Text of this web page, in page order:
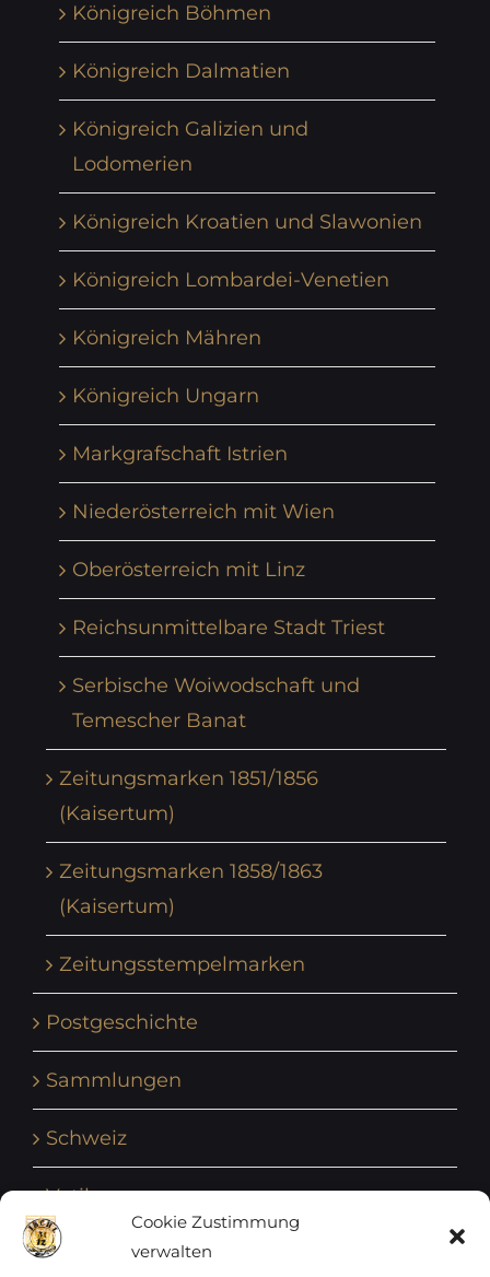
Cookie Zustimmung
verwalten
Königreich Böhmen
Königreich Dalmatien
Königreich Galizien und
Lodomerien
Königreich Kroatien und Slawonien
Königreich Lombardei-Venetien
Königreich Mähren
Königreich Ungarn
Markgrafschaft Istrien
Niederösterreich mit Wien
Oberösterreich mit Linz
Reichsunmittelbare Stadt Triest
Serbische Woiwodschaft und
Temescher Banat
Zeitungsmarken 1851/1856
(Kaisertum)
Zeitungsmarken 1858/1863
(Kaisertum)
Zeitungsstempelmarken
Postgeschichte
Sammlungen
Schweiz
Vatikan
Vereinte Nationen